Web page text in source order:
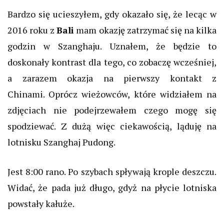
Bardzo się ucieszyłem, gdy okazało się, że lecąc w
2016 roku zBali mam okazję zatrzymać się na kilka
godzin w Szanghaju. Uznałem, że będzie to
doskonały kontrast dla tego, co zobaczę wcześniej,
a zarazem okazja na pierwszy kontakt z
Chinami. Oprócz wieżowców, które widziałem na
zdjęciach nie podejrzewałem czego mogę się
spodziewać. Z dużą więc ciekawością, ląduję na
lotnisku Szanghaj Pudong.
Jest 8:00 rano. Po szybach spływają krople deszczu.
Widać, że pada już długo, gdyż na płycie lotniska
powstały kałuże.